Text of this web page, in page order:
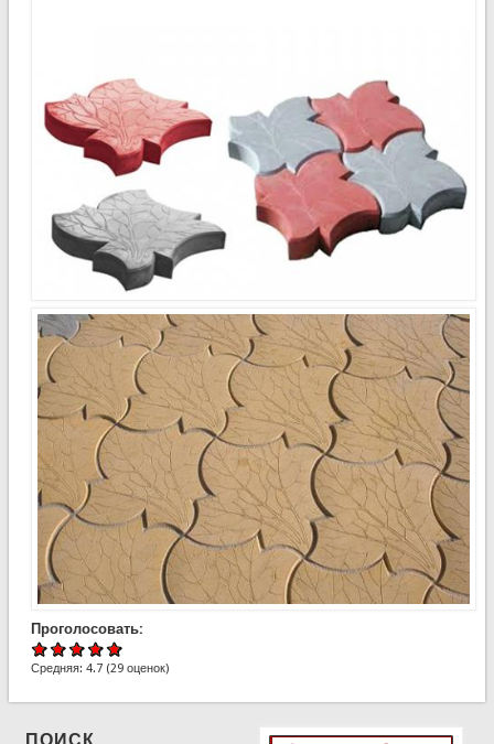
Проголосовать:
Средняя: 4.7 (29оценок)